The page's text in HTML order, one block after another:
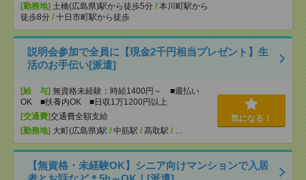
[勤務地] 土橋(広島県)駅から徒歩5分 / 本川町駅から
徒歩8分 / 十日市町駅から徒歩
説明会参加で全員に【現金2千円相当プレゼント】生
活のお手伝い[派遣]
[給 与] 無資格未経験：時給1400円～ ■週払い
OK ■扶養内OK ■日収1万1200円以上
[交通費]交通費全額支給
[勤務地] 大町(広島県)駅 / 中筋駅 / 高取駅 / …
気になる！
【無資格・未経験OK】シニア向けマンションで入居